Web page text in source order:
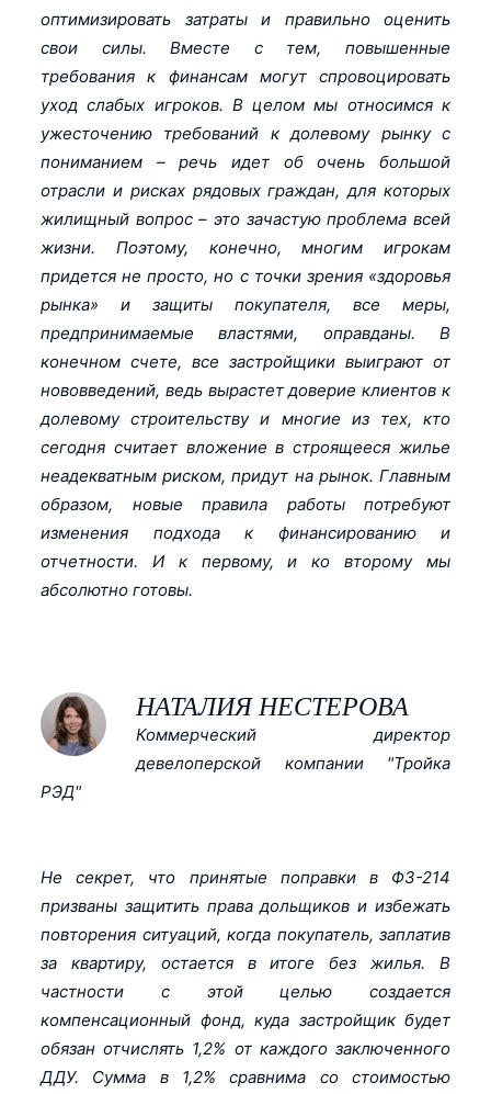
оптимизировать затраты и правильно оценить
свои силы. Вместе с тем, повышенные
требования к финансам могут спровоцировать
уход слабых игроков. В целом мы относимся к
ужесточению требований к долевому рынку с
пониманием – речь идет об очень большой
отрасли и рисках рядовых граждан, для которых
жилищный вопрос – это зачастую проблема всей
жизни. Поэтому, конечно, многим игрокам
придется не просто, но с точки зрения «здоровья
рынка» и защиты покупателя, все меры,
предпринимаемые властями, оправданы. В
конечном счете, все застройщики выиграют от
нововведений, ведь вырастет доверие клиентов к
долевому строительству и многие из тех, кто
сегодня считает вложение в строящееся жилье
неадекватным риском, придут на рынок. Главным
образом, новые правила работы потребуют
изменения подхода к финансированию и
отчетности. И к первому, и ко второму мы
абсолютно готовы.
НАТАЛИЯ НЕСТЕРОВА
Коммерческий директор
девелоперской компании "Тройка
РЭД"
Не секрет, что принятые поправки в ФЗ-214
призваны защитить права дольщиков и избежать
повторения ситуаций, когда покупатель, заплатив
за квартиру, остается в итоге без жилья. В
частности с этой целью создается
компенсационный фонд, куда застройщик будет
обязан отчислять 1,2% от каждого заключенного
ДДУ. Сумма в 1,2% сравнима со стоимостью